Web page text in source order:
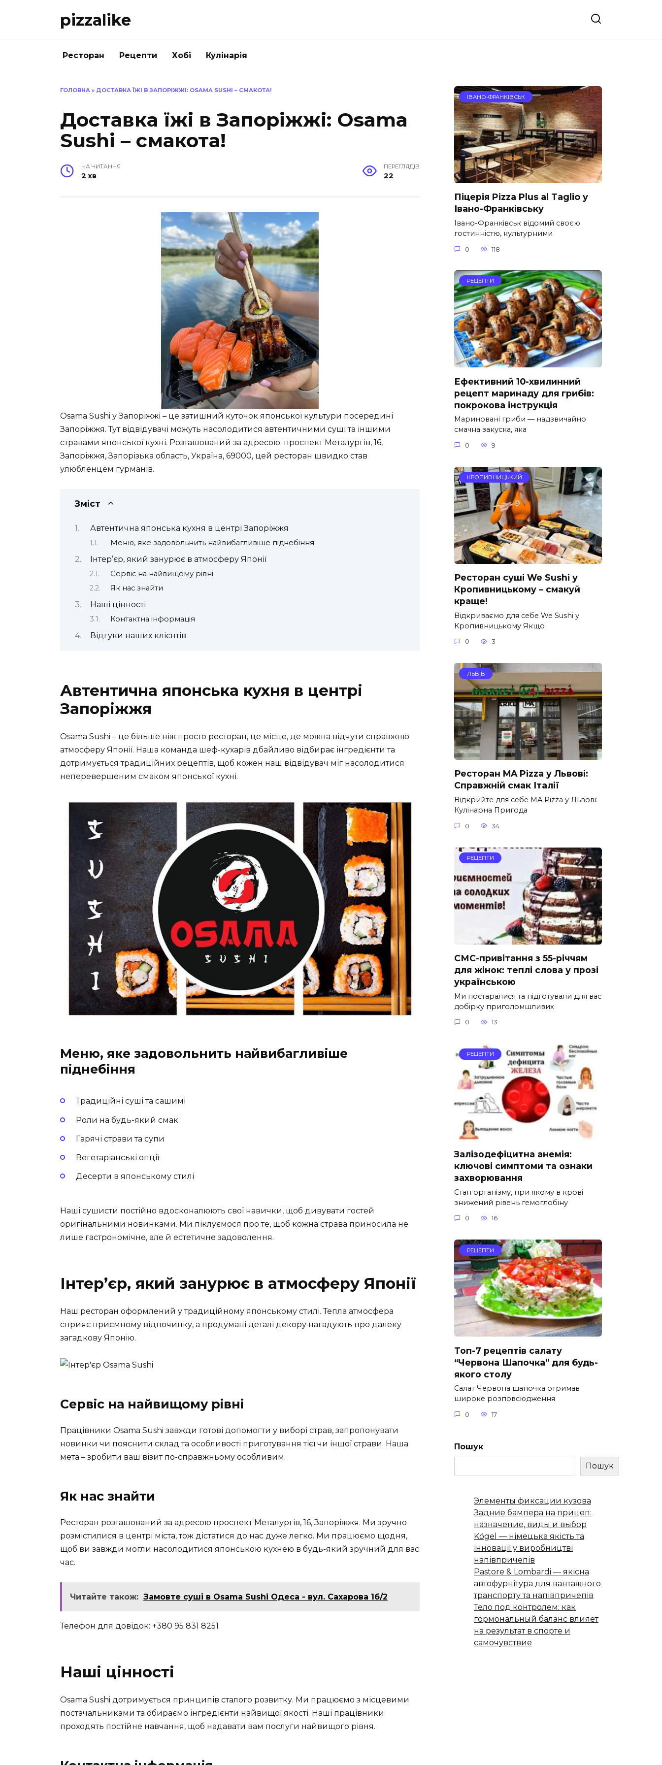
pizzalike
Ресторан Рецепти Хобі Кулінарія
ГОЛОВНА » ДОСТАВКА ЇЖІ В ЗАПОРІЖЖІ: OSAMA SUSHI – СМАКОТА!
Доставка їжі в Запоріжжі: Osama
Sushi – смакота!
НА ЧИТАННЯ
2 хв
ПЕРЕГЛЯДІВ
22
Osama Sushi у Запоріжжі – це затишний куточок японської культури посередині
Запоріжжя. Тут відвідувачі можуть насолодитися автентичними суші та іншими
стравами японської кухні. Розташований за адресою: проспект Металургів, 16,
Запоріжжя, Запорізька область, Україна, 69000, цей ресторан швидко став
улюбленцем гурманів.
Зміст
Автентична японська кухня в центрі Запоріжжя
Меню, яке задовольнить найвибагливіше піднебіння
Інтер’єр, який занурює в атмосферу Японії
Сервіс на найвищому рівні
Як нас знайти
Наші цінності
Контактна інформація
Відгуки наших клієнтів
Автентична японська кухня в центрі
Запоріжжя
Osama Sushi – це більше ніж просто ресторан, це місце, де можна відчути справжню
атмосферу Японії. Наша команда шеф-кухарів дбайливо відбирає інгредієнти та
дотримується традиційних рецептів, щоб кожен наш відвідувач міг насолодитися
неперевершеним смаком японської кухні.
Меню, яке задовольнить найвибагливіше
піднебіння
Традиційні суші та сашимі
Роли на будь-який смак
Гарячі страви та супи
Вегетаріанські опції
Десерти в японському стилі
Наші сушисти постійно вдосконалюють свої навички, щоб дивувати гостей
оригінальними новинками. Ми піклуємося про те, щоб кожна страва приносила не
лише гастрономічне, але й естетичне задоволення.
Інтер’єр, який занурює в атмосферу Японії
Наш ресторан оформлений у традиційному японському стилі. Тепла атмосфера
сприяє приємному відпочинку, а продумані деталі декору нагадують про далеку
загадкову Японію.
Сервіс на найвищому рівні
Працівники Osama Sushi завжди готові допомогти у виборі страв, запропонувати
новинки чи пояснити склад та особливості приготування тієї чи іншої страви. Наша
мета – зробити ваш візит по-справжньому особливим.
Як нас знайти
Ресторан розташований за адресою проспект Металургів, 16, Запоріжжя. Ми зручно
розмістилися в центрі міста, тож дістатися до нас дуже легко. Ми працюємо щодня,
щоб ви завжди могли насолодитися японською кухнею в будь-який зручний для вас
час.
Читайте також: Замовте суші в Osama Sushi Одеса - вул. Сахарова 1б/2
Телефон для довідок: +380 95 831 8251
Наші цінності
Osama Sushi дотримується принципів сталого розвитку. Ми працюємо з місцевими
постачальниками та обираємо інгредієнти найвищої якості. Наші працівники
проходять постійне навчання, щоб надавати вам послуги найвищого рівня.
ІВАНО-ФРАНКІВСЬК
Піцерія Pizza Plus al Taglio у
Івано-Франківську
Івано-Франківськ відомий своєю
гостинністю, культурними
0 118
РЕЦЕПТИ
Ефективний 10-хвилинний
рецепт маринаду для грибів:
покрокова інструкція
Мариновані гриби — надзвичайно
смачна закуска, яка
0 9
КРОПИВНИЦЬКИЙ
Ресторан суші We Sushi у
Кропивницькому – смакуй
краще!
Відкриваємо для себе We Sushi у
Кропивницькому Якщо
0 3
ЛЬВІВ
Ресторан MA Pizza у Львові:
Справжній смак Італії
Відкрийте для себе MA Pizza у Львові:
Кулінарна Пригода
0 34
РЕЦЕПТИ
СМС-привітання з 55-річчям
для жінок: теплі слова у прозі
українською
Ми постаралися та підготували для вас
добірку приголомшливих
0 13
РЕЦЕПТИ
Залізодефіцитна анемія:
ключові симптоми та ознаки
захворювання
Стан організму, при якому в крові
знижений рівень гемоглобіну
0 16
РЕЦЕПТИ
Топ-7 рецептів салату
“Червона Шапочка” для будь-
якого столу
Салат Червона шапочка отримав
широке розповсюдження
0 17
Пошук
Пошук
Элементы фиксации кузова
Задние бампера на прицеп:
назначение, виды и выбор
Kögel — німецька якість та
інновації у виробництві
напівпричепів
Pastore & Lombardi — якісна
автофурнітура для вантажного
транспорту та напівпричепів
Тело под контролем: как
гормональный баланс влияет
на результат в спорте и
самочувствие